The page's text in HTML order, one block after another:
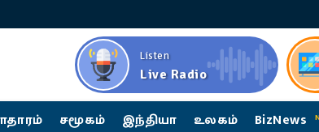
Listen
Live Radio
சமூகம் இந்தியா உலகம் BizNews